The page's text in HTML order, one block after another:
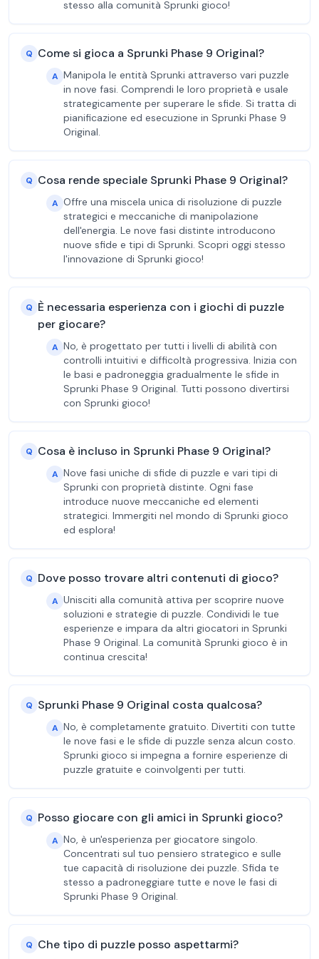
stesso alla comunità Sprunki gioco!
Q Come si gioca a Sprunki Phase 9 Original?
A Manipola le entità Sprunki attraverso vari puzzle
in nove fasi. Comprendi le loro proprietà e usale
strategicamente per superare le sfide. Si tratta di
pianificazione ed esecuzione in Sprunki Phase 9
Original.
Q Cosa rende speciale Sprunki Phase 9 Original?
A Offre una miscela unica di risoluzione di puzzle
strategici e meccaniche di manipolazione
dell'energia. Le nove fasi distinte introducono
nuove sfide e tipi di Sprunki. Scopri oggi stesso
l'innovazione di Sprunki gioco!
Q È necessaria esperienza con i giochi di puzzle
per giocare?
A No, è progettato per tutti i livelli di abilità con
controlli intuitivi e difficoltà progressiva. Inizia con
le basi e padroneggia gradualmente le sfide in
Sprunki Phase 9 Original. Tutti possono divertirsi
con Sprunki gioco!
Q Cosa è incluso in Sprunki Phase 9 Original?
A Nove fasi uniche di sfide di puzzle e vari tipi di
Sprunki con proprietà distinte. Ogni fase
introduce nuove meccaniche ed elementi
strategici. Immergiti nel mondo di Sprunki gioco
ed esplora!
Q Dove posso trovare altri contenuti di gioco?
A Unisciti alla comunità attiva per scoprire nuove
soluzioni e strategie di puzzle. Condividi le tue
esperienze e impara da altri giocatori in Sprunki
Phase 9 Original. La comunità Sprunki gioco è in
continua crescita!
Q Sprunki Phase 9 Original costa qualcosa?
A No, è completamente gratuito. Divertiti con tutte
le nove fasi e le sfide di puzzle senza alcun costo.
Sprunki gioco si impegna a fornire esperienze di
puzzle gratuite e coinvolgenti per tutti.
Q Posso giocare con gli amici in Sprunki gioco?
A No, è un'esperienza per giocatore singolo.
Concentrati sul tuo pensiero strategico e sulle
tue capacità di risoluzione dei puzzle. Sfida te
stesso a padroneggiare tutte e nove le fasi di
Sprunki Phase 9 Original.
Q Che tipo di puzzle posso aspettarmi?